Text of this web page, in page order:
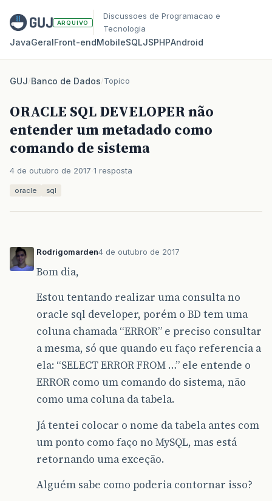
ARQUIVO
Discussoes de Programacao e
Tecnologia
JavaGeralFront‑endMobileSQLJSPHPAndroid
GUJ/Banco de Dados/Topico
ORACLE SQL DEVELOPER não
entender um metadado como
comando de sistema
4 de outubro de 2017 1 resposta
oracle sql
Rodrigomarden4 de outubro de 2017
Bom dia,
Estou tentando realizar uma consulta no
oracle sql developer, porém o BD tem uma
coluna chamada “ERROR” e preciso consultar
a mesma, só que quando eu faço referencia a
ela: “SELECT ERROR FROM …” ele entende o
ERROR como um comando do sistema, não
como uma coluna da tabela.
Já tentei colocar o nome da tabela antes com
um ponto como faço no MySQL, mas está
retornando uma exceção.
Alguém sabe como poderia contornar isso?